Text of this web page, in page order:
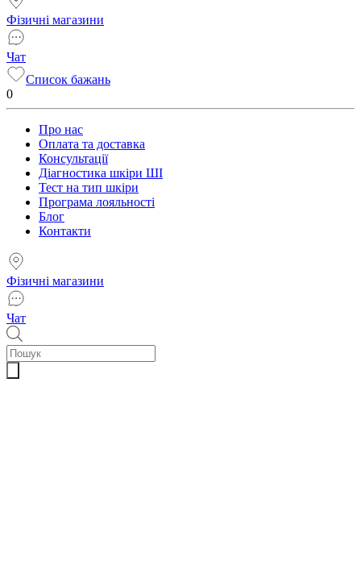
Фізичні магазини
Чат
Список бажань
0
Про нас
Оплата та доставка
Консультації
Діагностика шкіри ШІ
Тест на тип шкіри
Програма лояльності
Блог
Контакти
Фізичні магазини
Чат
Пошук
товарів